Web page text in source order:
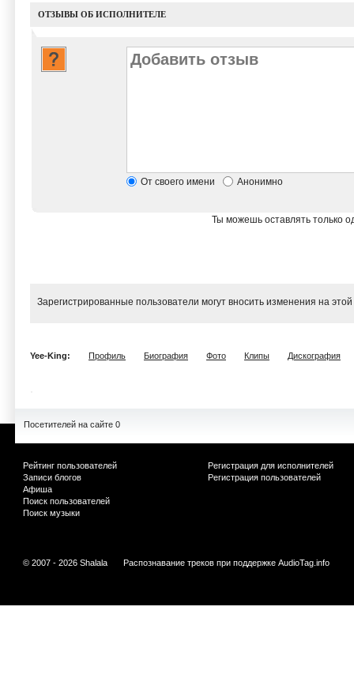
ОТЗЫВЫ ОБ ИСПОЛНИТЕЛЕ
От своего имени Анонимно
Ты можешь оставлять только
Зарегистрированные пользователи могут вносить изменения на
Yee-King: Профиль Биография Фото Клипы Дискография
Посетителей на сайте 0
Рейтинг пользователей
Записи блогов
Афиша
Поиск пользователей
Поиск музыки
Регистрация для исполнителей
Регистрация пользователей
© 2007 - 2026 Shalala Распознавание треков при поддержке AudioTag.info